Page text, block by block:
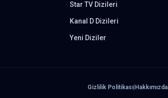
Star TV Dizileri
Kanal D Dizileri
Yeni Diziler
Gizlilik Politikası Hakkımızda